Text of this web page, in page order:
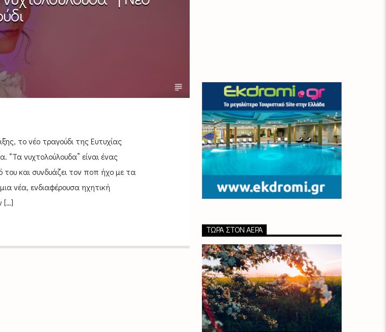
το νέο τραγούδι της Ευτυχίας
“Τα νυχτολούλουδα” είναι ένας
και συνδυάζει τον ποπ ήχο με τα
νέα, ενδιαφέρουσα ηχητική
[…]
ΤΏΡΑ ΣΤΟΝ ΑΈΡΑ